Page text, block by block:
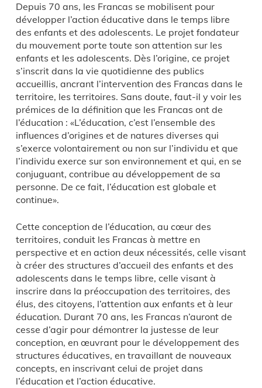
Conseils d’enfants
Centres de ressources
Formation initialeet continue des acteurs
éducatifs
Accompagnement à la fonction employeur
Développement de pratiques éducatives
innovantes
Accompagnement à l’élaboration et
l’animation de rencontres, journée d’étude,
colloques…
Chromatiques éditions – 47-49, rue du Docteur
Arnold-Netter – 75012 Paris
Depuis 70 ans, les Francas se mobilisent pour
développer l’action éducative dans le temps libre
des enfants et des adolescents. Le projet fondateur
du mouvement porte toute son attention sur les
enfants et les adolescents. Dès l’origine, ce projet
s’inscrit dans la vie quotidienne des publics
accueillis, ancrant l’intervention des Francas dans le
territoire, les territoires. Sans doute, faut-il y voir les
prémices de la définition que les Francas ont de
l’éducation : «L’éducation, c’est l’ensemble des
influences d’origines et de natures diverses qui
s’exerce volontairement ou non sur l’individu et que
l’individu exerce sur son environnement et qui, en se
conjuguant, contribue au développement de sa
personne. De ce fait, l’éducation est globale et
continue».
Cette conception de l’éducation, au cœur des
territoires, conduit les Francas à mettre en
perspective et en action deux nécessités, celle visant
à créer des structures d’accueil des enfants et des
adolescents dans le temps libre, celle visant à
inscrire dans la préoccupation des territoires, des
élus, des citoyens, l’attention aux enfants et à leur
éducation. Durant 70 ans, les Francas n’auront de
cesse d’agir pour démontrer la justesse de leur
conception, en œuvrant pour le développement des
structures éducatives, en travaillant de nouveaux
concepts, en inscrivant celui de projet dans
l’éducation et l’action éducative.